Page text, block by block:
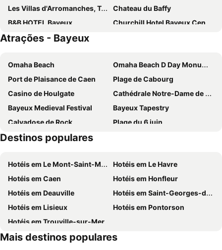
Les Villas d'Arromanches, Teritoria
Chateau du Baffy
B&B HOTEL Bayeux
Churchill Hotel Bayeux Centre
Chateau des Chevaliers de Grand Tonne
Hotel Reine Mathilde
Hotel Eisenhower
Hôtel L'ideal le Mountbatten
Hôtel De La Marine
Ferme de la Rançonnière - Hôtel & Restaurant
La Maison Periot
La Cremaillere Hôtel-Restaurant
Atrações - Bayeux
Omaha Beach
Omaha Beach D Day Monument
Port de Plaisance de Caen
Plage de Cabourg
Casino de Houlgate
Cathédrale Notre-Dame de Bayeux
Bayeux Medieval Festival
Bayeux Tapestry
Calvadose de Rock
Plage du 6 juin
Arromanches 360
Port Guillaume
Gare de Caen
Aeroporto de Caen-Carpiquet
Église Notre-Dame-de-l'Assomption
Avenue de la Mer
Caen Castle
Le Grand Bunker Musée du Mur de l'Atlantique
Destinos populares
Hotéis em Le Mont-Saint-Michel
Hotéis em Le Havre
Hotéis em Caen
Hotéis em Honfleur
Hotéis em Deauville
Hotéis em Saint-Georges-de-Gréhaigne
Hotéis em Lisieux
Hotéis em Pontorson
Hotéis em Trouville-sur-Mer
Mais destinos populares